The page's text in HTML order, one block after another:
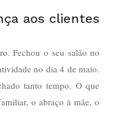
aos clientes
Fechou o seu salão no
no dia 4 de maio.
tanto tempo. O que
o abraço à mãe, o